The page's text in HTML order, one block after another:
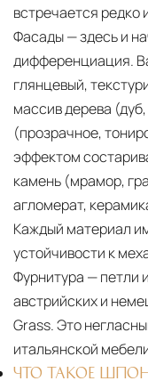
встречается редко
Фасады — здесь и
дифференциация.
глянцевый,
массив дерева
(прозрачное,
эффектом
камень (мрамор,
агломерат,
Каждый материал
устойчивости к
Фурнитура — петли
австрийских и
Grass. Это
итальянской
ЧТО ТАКОЕ